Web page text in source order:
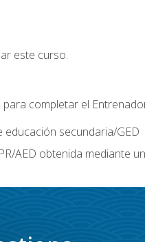
este curso.
completar el
secundaria/GED
AED obtenida mediante